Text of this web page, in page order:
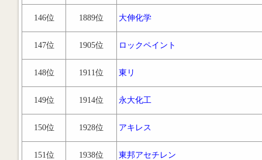
146位 1889位 大伸化学
147位 1905位 ロックペイント
148位 1911位 東リ
149位 1914位 永大化工
150位 1928位 アキレス
151位 1938位 東邦アセチレン